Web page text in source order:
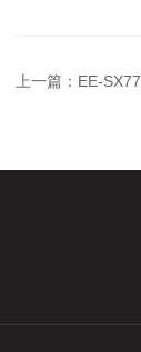
上一篇： EE-